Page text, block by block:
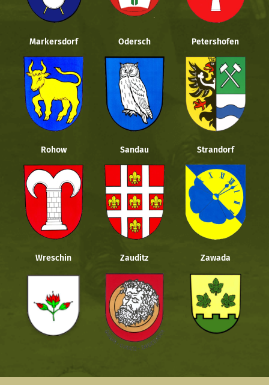
Markersdorf Odersch Petershofen
Rohow Sandau Strandorf
Wreschin Zauditz Zawada